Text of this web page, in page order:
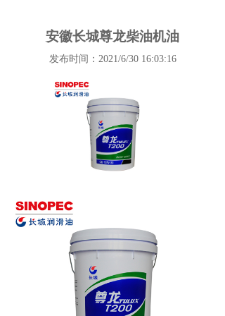
安徽长城尊龙柴油机油
发布时间：2021/6/30 16:03:16